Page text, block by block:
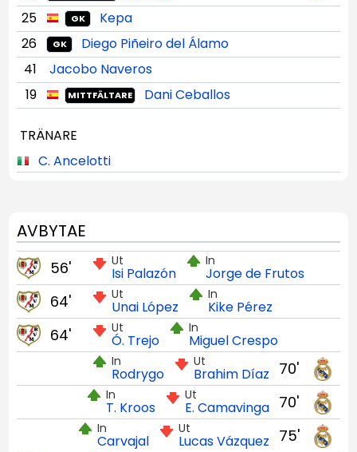
25 GK
Kepa
26
GK
Diego Piñeiro del Álamo
41
Jacobo Naveros
19
MITTFÄLTARE Dani Ceballos
TRÄNARE
C. Ancelotti
AVBYTAE
Ut
Isi Palazón
In
Jorge de Frutos
56'
Ut
Unai López
In
Kike Pérez
64'
Ut
Ó. Trejo
In
Miguel Crespo
64'
70'
Ut
Brahim Díaz
In
Rodrygo
70'
Ut
E. Camavinga
In
T. Kroos
75'
Ut
Lucas Vázquez
In
Carvajal